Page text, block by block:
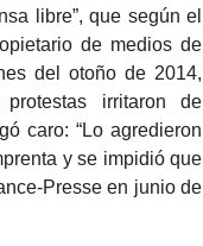
libre”, que según el
de medios de
del otoño de 2014,
irritaron de
caro: “Lo agredieron
y se impidió que
Presse en junio de